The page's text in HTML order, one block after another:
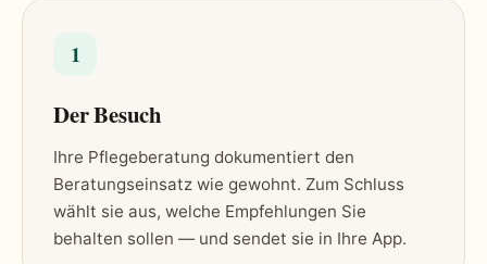
1
Der Besuch
Ihre Pflegeberatung dokumentiert den
Beratungseinsatz wie gewohnt. Zum Schluss
wählt sie aus, welche Empfehlungen Sie
behalten sollen — und sendet sie in Ihre App.